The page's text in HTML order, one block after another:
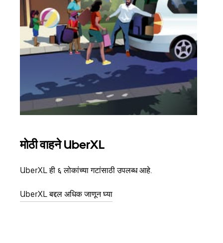
मोठी वाहने UberXL
UberXL ही ६ लोकांच्या गटांसाठी उपलब्ध आहे.
UberXL बद्दल अधिक जाणून घ्या